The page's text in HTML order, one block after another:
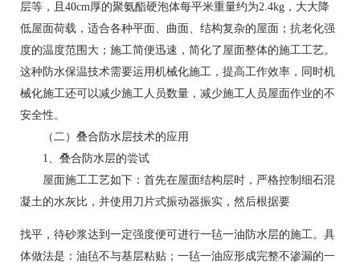
层等，且40cm厚的聚氨酯硬泡体每平米重量约为2.4kg，大大降
低屋面荷载，适合各种平面、曲面、结构复杂的屋面；抗老化强
度的温度范围大；施工简便迅速，简化了屋面整体的施工工艺。
这种防水保温技术需要运用机械化施工，提高工作效率，同时机
械化施工还可以减少施工人员数量，减少施工人员屋面作业的不
安全性。
（二）叠合防水层技术的应用
1、叠合防水层的尝试
屋面施工工艺如下：首先在屋面结构层时，严格控制细石混
凝土的水灰比，并使用刀片式振动器振实，然后根据要
找平，待砂浆达到一定强度便可进行一毡一油防水层的施工。具
体做法是：油毡不与基层粘贴；一毡一油应形成完整不渗漏的一